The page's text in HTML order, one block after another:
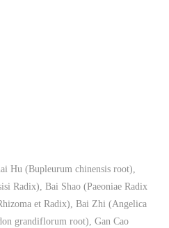
Hu (Bupleurum chinensis root),
Radix), Bai Shao (Paeoniae Radix
et Radix), Bai Zhi (Angelica
grandiflorum root), Gan Cao